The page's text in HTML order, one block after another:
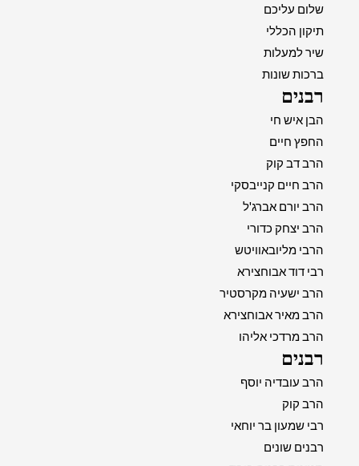
שלום עליכם
תיקון הכללי
שיר למעלות
ברכות שונות
רבנים
הבן איש חי
החפץ חיים
הרב דב קוק
הרב חיים קנייבסקי
הרב יורם אברג'ל
הרב יצחק כדורי
הרבי מליובאוויטש
רבי דוד אבוחצירא
הרב ישעיה מקרסטיר
הרב מאיר אבוחצירא
הרב מרדכי אליהו
רבנים
הרב עובדיה יוסף
הרב קוק
רבי שמעון בר יוחאי
רבנים שונים